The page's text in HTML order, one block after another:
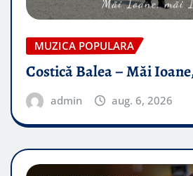
MUZICA POPULARA
Costică Balea – Măi
admin aug. 6, 2026